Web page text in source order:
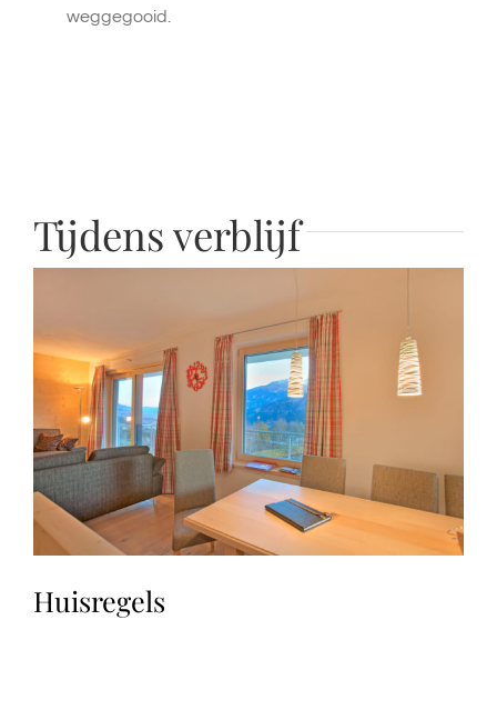
weggegooid.
Tijdens verblijf
Huisregels